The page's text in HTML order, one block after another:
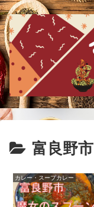
富良野市
カレー・スープカレー